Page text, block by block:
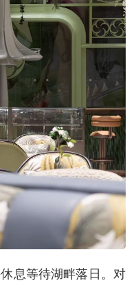
息等待湖畔落日。对